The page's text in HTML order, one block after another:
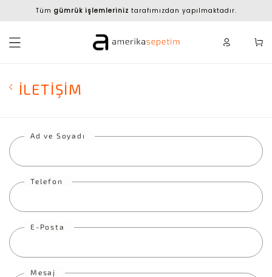
Tüm gümrük işlemleriniz tarafımızdan yapılmaktadır.
İLETİŞİM
Ad ve Soyadı
Telefon
E-Posta
Mesaj